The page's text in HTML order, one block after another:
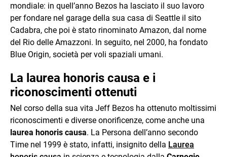
mondiale: in quell’anno Bezos ha lasciato il suo lavoro
per fondare nel garage della sua casa di Seattle il sito
Cadabra, che poi è stato rinominato Amazon, dal nome
del Rio delle Amazzoni. In seguito, nel 2000, ha fondato
Blue Origin, società per voli spaziali umani.
La laurea honoris causa e i
riconoscimenti ottenuti
Nel corso della sua vita Jeff Bezos ha ottenuto moltissimi
riconoscimenti e diverse onorificenze, come anche una
laurea honoris causa. La Persona dell’anno secondo
Time nel 1999 è stato, infatti, insignito della Laurea